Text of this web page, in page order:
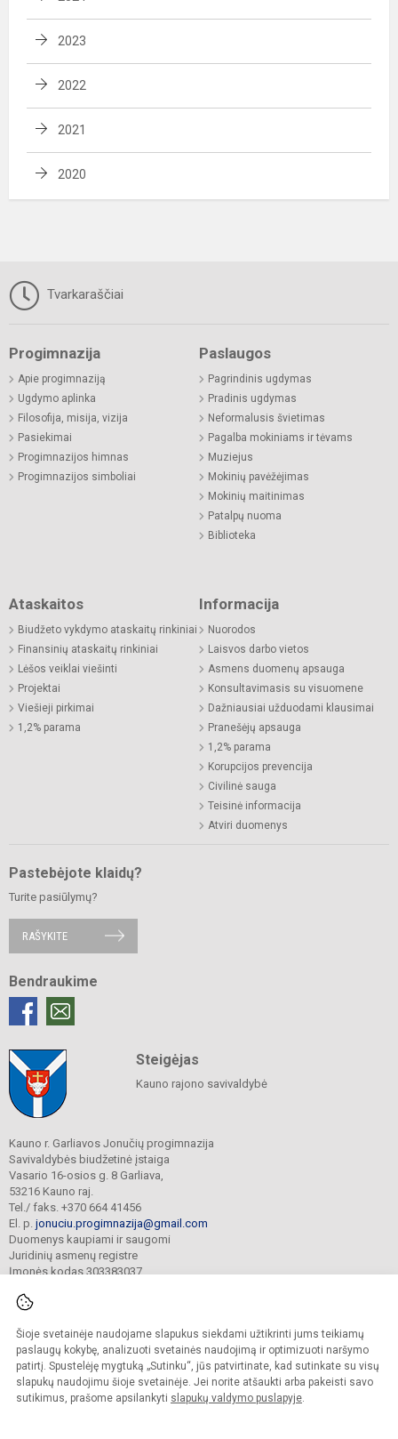
Šioje svetainėje naudojame slapukus siekdami užtikrinti jums teikiamų
paslaugų kokybę, analizuoti svetainės naudojimą ir optimizuoti naršymo
patirtį. Spustelėję mygtuką „Sutinku“, jūs patvirtinate, kad sutinkate su visų
slapukų naudojimu šioje svetainėje. Jei norite atšaukti arba pakeisti savo
sutikimus, prašome apsilankyti slapukų valdymo puslapyje.
2023
2022
2021
2020
Tvarkaraščiai
Progimnazija
Apie progimnaziją
Ugdymo aplinka
Filosofija, misija, vizija
Pasiekimai
Progimnazijos himnas
Progimnazijos simboliai
Paslaugos
Pagrindinis ugdymas
Pradinis ugdymas
Neformalusis švietimas
Pagalba mokiniams ir tėvams
Muziejus
Mokinių pavėžėjimas
Mokinių maitinimas
Patalpų nuoma
Biblioteka
Ataskaitos
Biudžeto vykdymo ataskaitų rinkiniai
Finansinių ataskaitų rinkiniai
Lėšos veiklai viešinti
Projektai
Viešieji pirkimai
1,2% parama
Informacija
Nuorodos
Laisvos darbo vietos
Asmens duomenų apsauga
Konsultavimasis su visuomene
Dažniausiai užduodami klausimai
Pranešėjų apsauga
1,2% parama
Korupcijos prevencija
Civilinė sauga
Teisinė informacija
Atviri duomenys
Pastebėjote klaidų?
Turite pasiūlymų?
RAŠYKITE
Bendraukime
Steigėjas
Kauno rajono savivaldybė
Kauno r. Garliavos Jonučių progimnazija
Savivaldybės biudžetinė įstaiga
Vasario 16-osios g. 8 Garliava,
53216 Kauno raj.
Tel./ faks. +370 664 41456
El. p. jonuciu.progimnazija@gmail.com
Duomenys kaupiami ir saugomi
Juridinių asmenų registre
Įmonės kodas 303383037
© 2023. Kauno r. Garliavos Jonučių progimnazija. Visos teisės saugomos.
Kopijuoti turinį be raštiško progimnazijos sutikimo griežtai draudžiama.
Prieinamumo paraiška Slapukų valdymas
Sumanus būdas atnaujinti